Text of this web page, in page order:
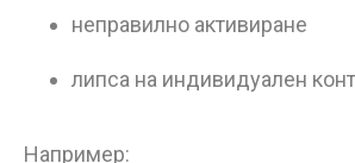
неправилно активиране
липса на индивидуален
Например: